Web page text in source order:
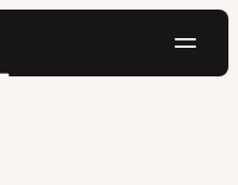
Style Book,